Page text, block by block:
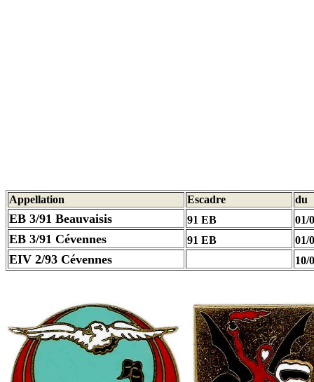
Appellation Escadre du
EB 3/91 Beauvaisis 91 EB 01/
EB 3/91 Cévennes 91 EB 01/
EIV 2/93 Cévennes 10/